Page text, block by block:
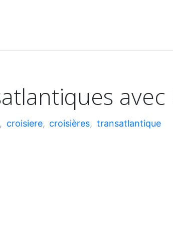
, croisiere, croisières, transatlantique